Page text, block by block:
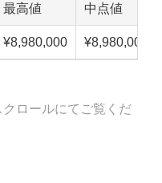
最高値 中点値
¥8,980,000 ¥8,980,000
ロールにてご覧くだ